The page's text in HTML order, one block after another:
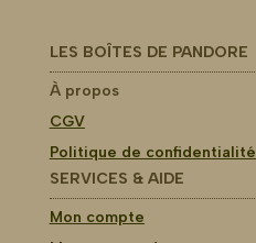
LES BOÎTES DE PANDORE
Àpropos
CGV
Politique de confidentialité
SERVICES & AIDE
Mon compte